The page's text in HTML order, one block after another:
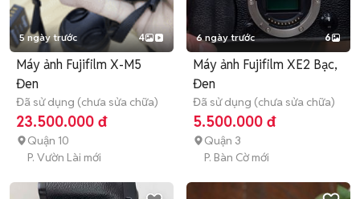
5 ngày trước 4
Máy ảnh Fujifilm X-M5
Đen
Đã sử dụng (chưa sửa chữa)
23.500.000 đ
Quận 10
P. Vườn Lài mới
6 ngày trước 6
Máy ảnh Fujifilm XE2 Bạc,
Đen
Đã sử dụng (chưa sửa chữa)
5.500.000 đ
Quận 3
P. Bàn Cờ mới